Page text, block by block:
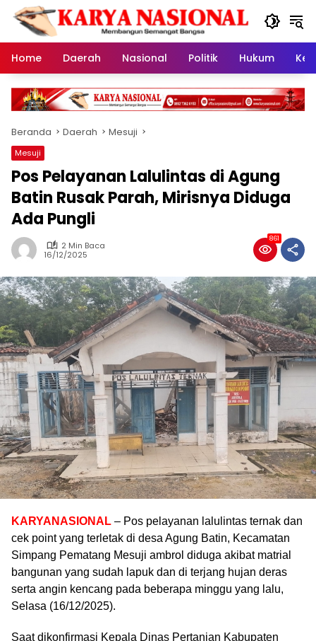
Langsung
konten
Home
Daerah Nasional Politik Hukum
Beranda Daerah Mesuji
Mesuji
Pos Pelayanan Lalulintas di Agung
Batin Rusak Parah, Mirisnya Diduga
Ada Pungli
2 Min Baca
16/12/2025
861
KARYANASIONAL – Pos pelayanan lalulintas ternak dan
cek point yang terletak di desa Agung Batin, Kecamatan
Simpang Pematang Mesuji ambrol diduga akibat matrial
bangunan yang sudah lapuk dan di terjang hujan deras
serta angin kencang pada beberapa minggu yang lalu,
Selasa (16/12/2025).
Saat dikonfirmasi Kepala Dinas Pertanian Kabupaten